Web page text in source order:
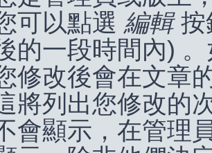
可以點選 編輯按
的一段時間內)
修改後會在文章
將列出您修改的
會顯示，在管理